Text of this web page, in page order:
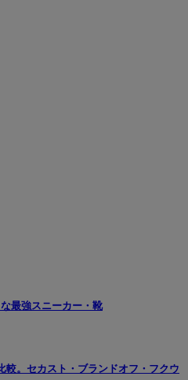
最強スニーカー・靴
較。セカスト・ブランドオフ・フクウ